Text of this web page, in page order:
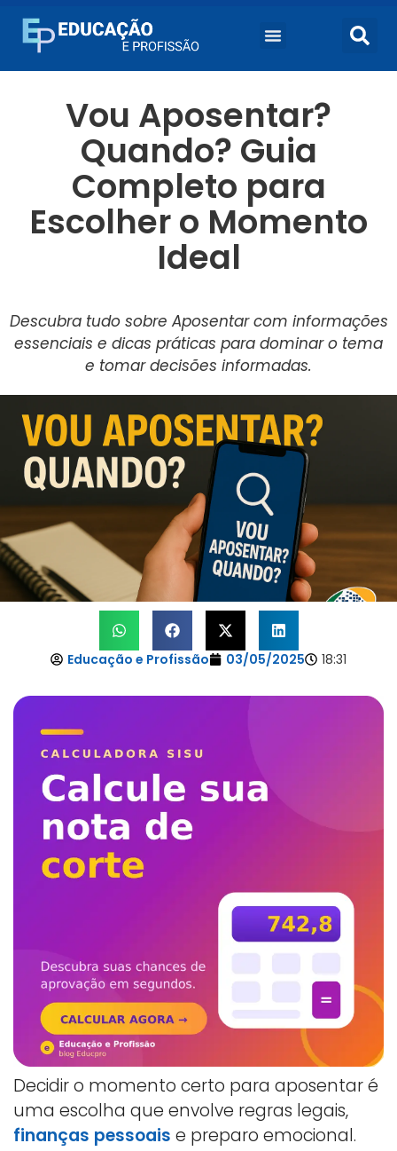
Vou Aposentar?
Quando? Guia
Completo para
Escolher o Momento
Ideal
Descubra tudo sobre Aposentar com informações
essenciais e dicas práticas para dominar o tema
e tomar decisões informadas.
Educação e Profissão 03/05/2025 18:31
Decidir o momento certo para aposentar é
uma escolha que envolve regras legais,
finanças pessoais e preparo emocional.